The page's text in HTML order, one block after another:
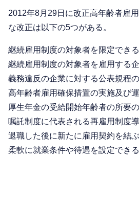
2012年8月29日に改正高年齢者雇
な改正は以下の5つがある。
継続雇用制度の対象者を限定でき
継続雇用制度の対象者を雇用する
義務違反の企業に対する公表規程
高年齢者雇用確保措置の実施及び
厚生年金の受給開始年齢者の所要
嘱託制度に代表される再雇用制度
退職した後に新たに雇用契約を結
柔軟に就業条件や待遇を設定できる